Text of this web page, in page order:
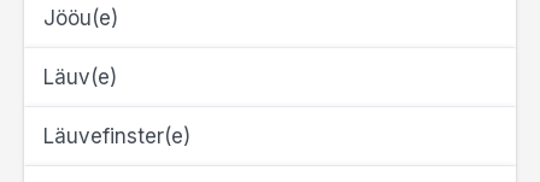
Jööu(e)
Läuv(e)
Läuvefinster(e)